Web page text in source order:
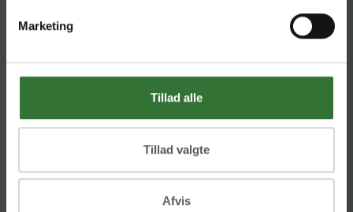
Marketing
Tillad alle
Tillad valgte
Afvis
Anbieterkennzeichnung
Hans Folsgaard GmbH
53773 Hennef
:+49 4321 963 8440